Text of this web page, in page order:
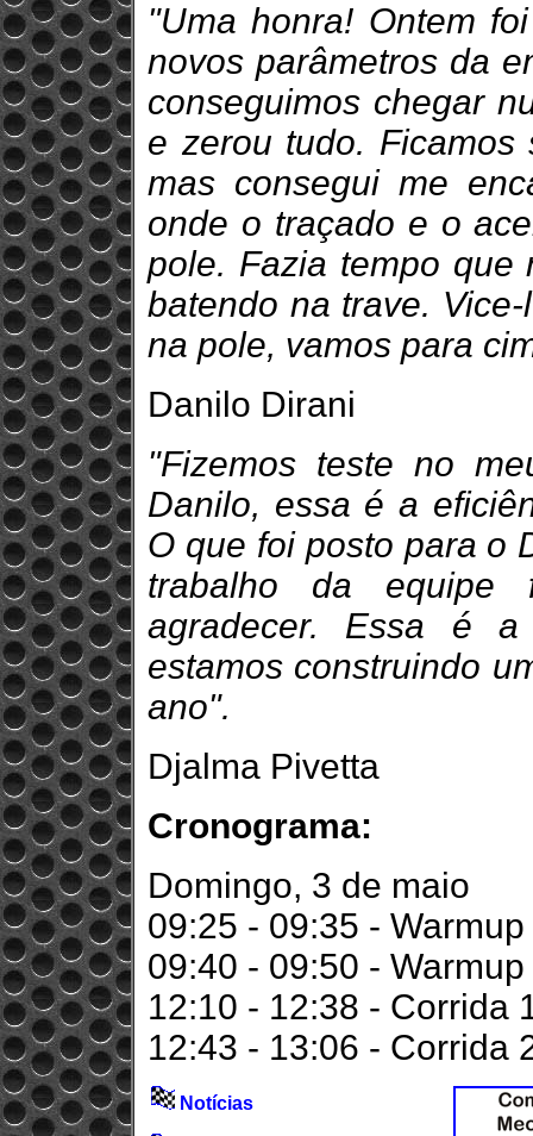
"Uma honra! Ontem
novos parâmetros da
conseguimos chegar
e zerou tudo.
mas consegui me
onde o traçado e o
pole. Fazia tempo que
batendo na trave.
na pole, vamos para
Danilo Dirani
"Fizemos teste no
Danilo, essa é a
O que foi posto para o
trabalho da equipe
agradecer. Essa é
estamos construindo
ano".
Djalma Pivetta
Cronograma:
Domingo, 3 de maio
09:25 - 09:35 -
09:40 - 09:50 -
12:10 - 12:38 - Corrida
12:43 - 13:06 - Corrida
Notícias